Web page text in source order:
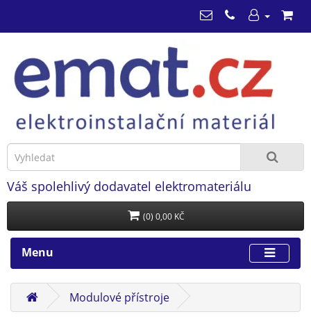
Váš spolehlivý dodavatel elektromateriálu
(0) 0,00 KČ
Menu
Modulové přístroje